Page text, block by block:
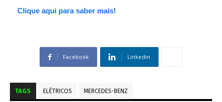
Clique aqui para saber mais!
Facebook Linkedin
TAGS ELÉTRICOS MERCEDES-BENZ